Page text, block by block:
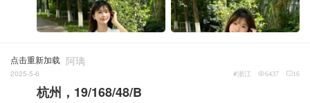
点击重新加载 阿璃
2025-5-6 16
6437
#浙江
杭州，19/168/48/B